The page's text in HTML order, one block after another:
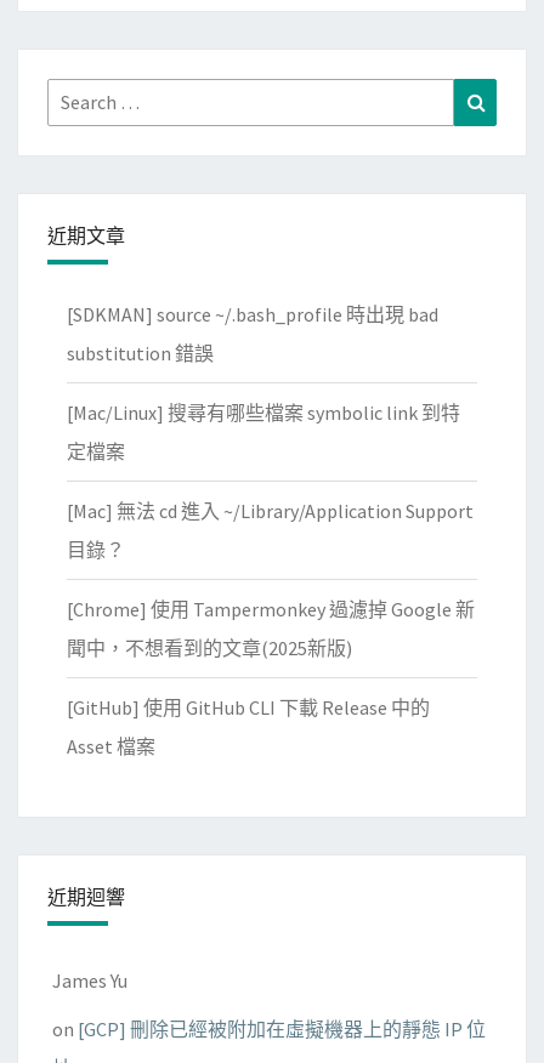
o
n
k
楓
T
V
頁
增
下
一
集
連
結
Search
for:
近期文章
[SDKMAN] source ~/.bash_profile 時出現 bad
substitution 錯誤
[Mac/Linux] 搜尋有哪些檔案 symbolic link 到特
定檔案
[Mac] 無法 cd 進入 ~/Library/Application Support
目錄？
[Chrome] 使用 Tampermonkey 過濾掉 Google 新
聞中，不想看到的文章(2025新版)
[GitHub] 使用 GitHub CLI 下載 Release 中的
Asset 檔案
近期迴響
James Yu
on [GCP] 刪除已經被附加在虛擬機器上的靜態 IP 位